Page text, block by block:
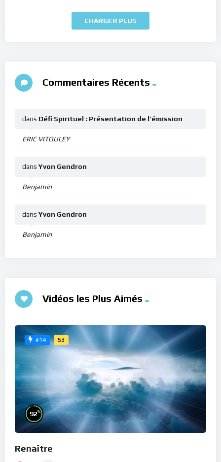
CHARGER PLUS
Commentaires Récents
ERIC VITOULEY
dans Défi Spirituel : Présentation de l’émission
Benjamin
dans Yvon Gendron
Benjamin
dans Yvon Gendron
Vidéos les Plus Aimés
#14 53
92%
Renaître